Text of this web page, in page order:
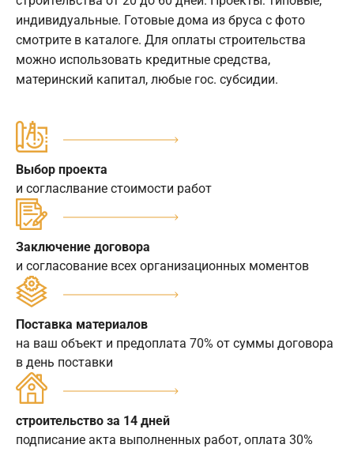
индивидуальные. Готовые дома из бруса с фото
смотрите в каталоге. Для оплаты строительства
можно использовать кредитные средства,
материнский капитал, любые гос. субсидии.
Выбор проекта
и согласлвание стоимости работ
Заключение договора
и согласование всех организационных моментов
Поставка материалов
на ваш объект и предоплата 70% от суммы договора
в день поставки
строительство за 14 дней
подписание акта выполненных работ, оплата 30%